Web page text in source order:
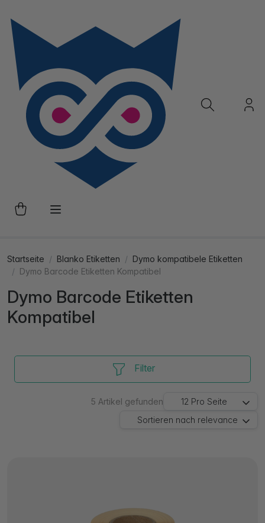
Startseite Blanko Etiketten
Dymo kompatibele Etiketten
Dymo Barcode Etiketten Kompatibel
Dymo Barcode Etiketten
Kompatibel
Filter
5 Artikel gefunden 12 Pro Seite
Sortieren nach relevance